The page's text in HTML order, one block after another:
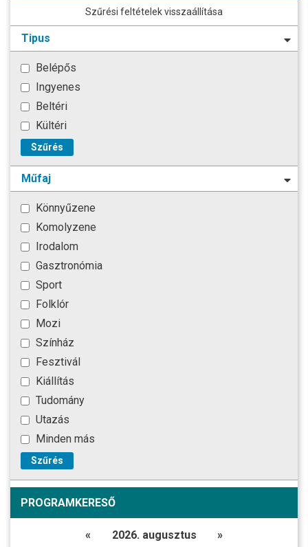
Szűrési feltételek visszaállítása
Tipus
Belépős
Ingyenes
Beltéri
Kültéri
Szűrés
Műfaj
Könnyűzene
Komolyzene
Irodalom
Gasztronómia
Sport
Folklór
Mozi
Színház
Fesztivál
Kiállítás
Tudomány
Utazás
Minden más
Szűrés
PROGRAMKERESŐ
« 2026. augusztus »